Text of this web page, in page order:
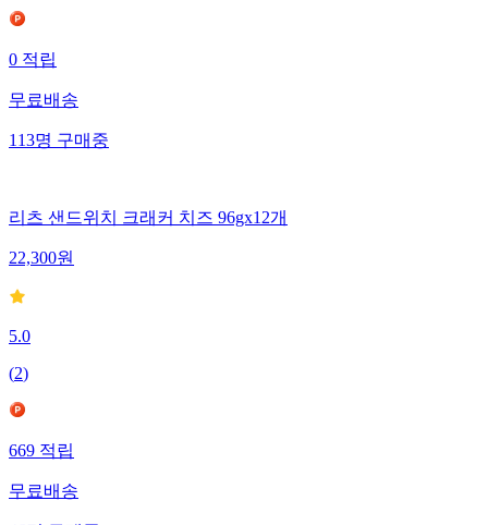
0적립
무료배송
113명구매중
리츠 샌드위치 크래커 치즈 96gx12개
22,300원
5.0
(2)
669적립
무료배송